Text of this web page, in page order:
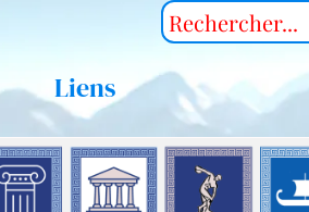
Liens